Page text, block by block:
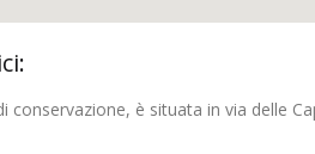
conservazione, è situata in via delle